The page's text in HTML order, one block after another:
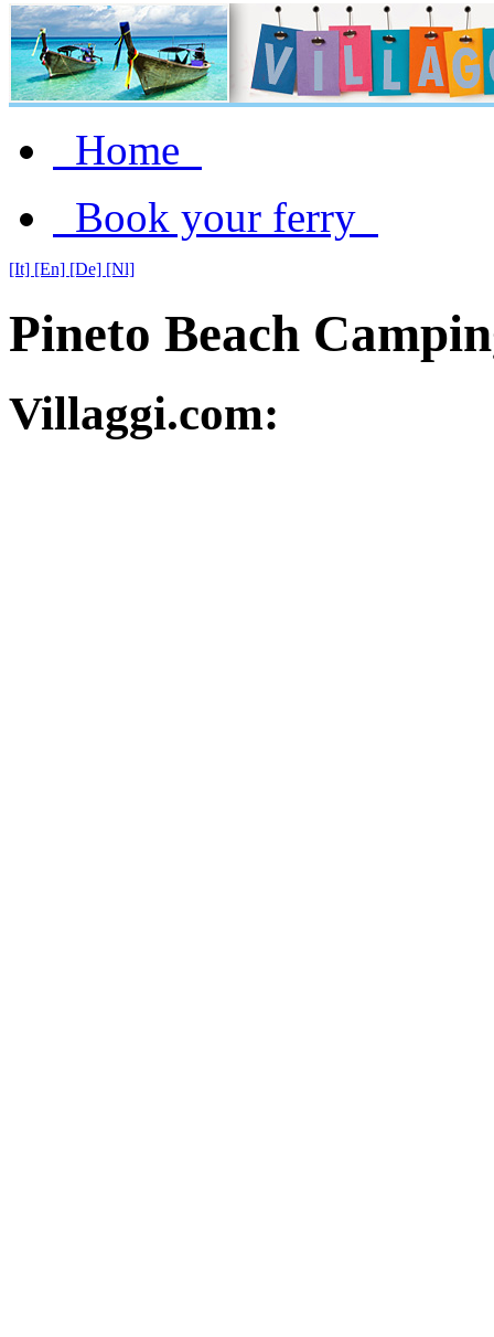
Home
Book your ferry
[It] [En] [De] [Nl]
Pineto Beach
Villaggi.com: